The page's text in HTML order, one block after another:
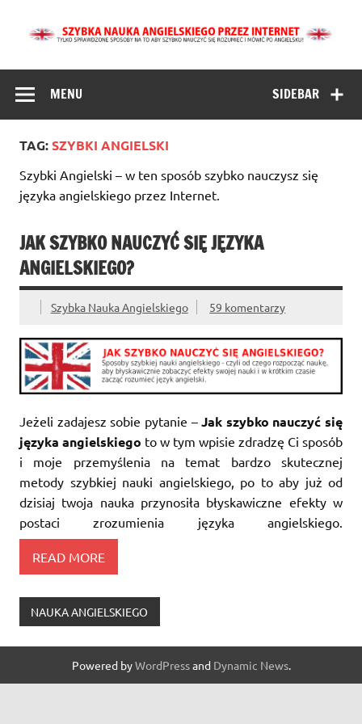
content
Angielskiego
Online dla
szybka nauka angielskich słówek i zwrotów przez Internet.
SIDEBAR
MENU
TAG:SZYBKI ANGIELSKI
Szybki Angielski – w ten sposób szybko nauczysz się
języka angielskiego przez Internet.
JAK SZYBKO NAUCZYĆ SIĘ JĘZYKA
ANGIELSKIEGO?
Szybka Nauka Angielskiego 59 komentarzy
Jeżeli zadajesz sobie pytanie –Jak szybko nauczyć się
języka angielskiego to w tym wpisie zdradzę Ci sposób
i moje przemyślenia na temat bardzo skutecznej
metody szybkiej nauki angielskiego, po to aby już od
dzisiaj twoja nauka przynosiła błyskawiczne efekty w
postaci zrozumienia języka angielskiego.
READ MORE
NAUKA ANGIELSKIEGO
Powered byWordPressand Dynamic News.